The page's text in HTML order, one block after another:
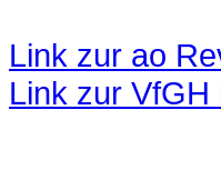
Link zur ao
Link zur